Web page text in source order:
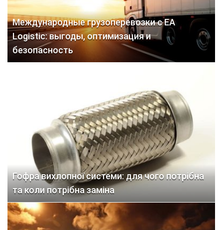
Международные грузоперевозки с EA
Logistic: выгоды, оптимизация и
безопасность
Гофра вихлопної системи: для чого потрібна
та коли потрібна заміна